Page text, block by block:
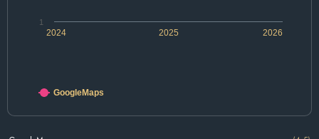
2024 2025 2026
1
GoogleMaps